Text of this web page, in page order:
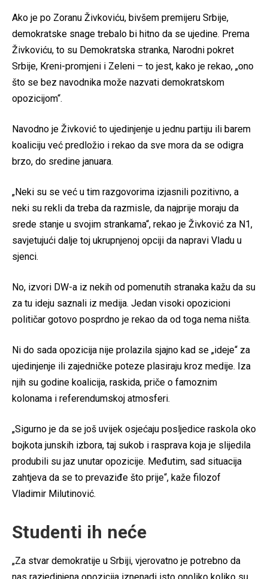
Ako je po Zoranu Živkoviću, bivšem premijeru Srbije,
demokratske snage trebalo bi hitno da se ujedine. Prema
Živkoviću, to su Demokratska stranka, Narodni pokret
Srbije, Kreni-promjeni i Zeleni – to jest, kako je rekao, „ono
što se bez navodnika može nazvati demokratskom
opozicijom“.
Navodno je Živković to ujedinjenje u jednu partiju ili barem
koaliciju već predložio i rekao da sve mora da se odigra
brzo, do sredine januara.
„Neki su se već u tim razgovorima izjasnili pozitivno, a
neki su rekli da treba da razmisle, da najprije moraju da
srede stanje u svojim strankama“, rekao je Živković za N1,
savjetujući dalje toj ukrupnjenoj opciji da napravi Vladu u
sjenci.
No, izvori DW-a iz nekih od pomenutih stranaka kažu da su
za tu ideju saznali iz medija. Jedan visoki opozicioni
političar gotovo posprdno je rekao da od toga nema ništa.
Ni do sada opozicija nije prolazila sjajno kad se „ideje“ za
ujedinjenje ili zajedničke poteze plasiraju kroz medije. Iza
njih su godine koalicija, raskida, priče o famoznim
kolonama i referendumskoj atmosferi.
„Sigurno je da se još uvijek osjećaju posljedice raskola oko
bojkota junskih izbora, taj sukob i rasprava koja je slijedila
produbili su jaz unutar opozicije. Međutim, sad situacija
zahtjeva da se to prevaziđe što prije“, kaže filozof
Vladimir Milutinović.
Studenti ih neće
„Za stvar demokratije u Srbiji, vjerovatno je potrebno da